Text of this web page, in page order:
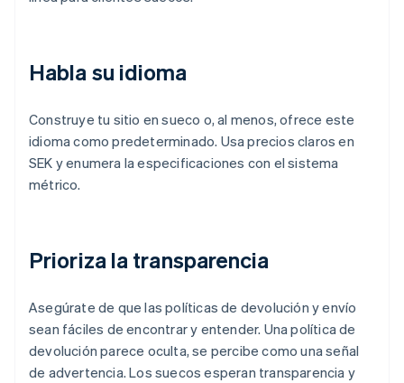
Habla su idioma
Construye tu sitio en sueco o, al menos, ofrece este
idioma como predeterminado. Usa precios claros en
SEK y enumera la especificaciones con el sistema
métrico.
Prioriza la transparencia
Asegúrate de que las políticas de devolución y envío
sean fáciles de encontrar y entender. Una política de
devolución parece oculta, se percibe como una señal
de advertencia. Los suecos esperan transparencia y